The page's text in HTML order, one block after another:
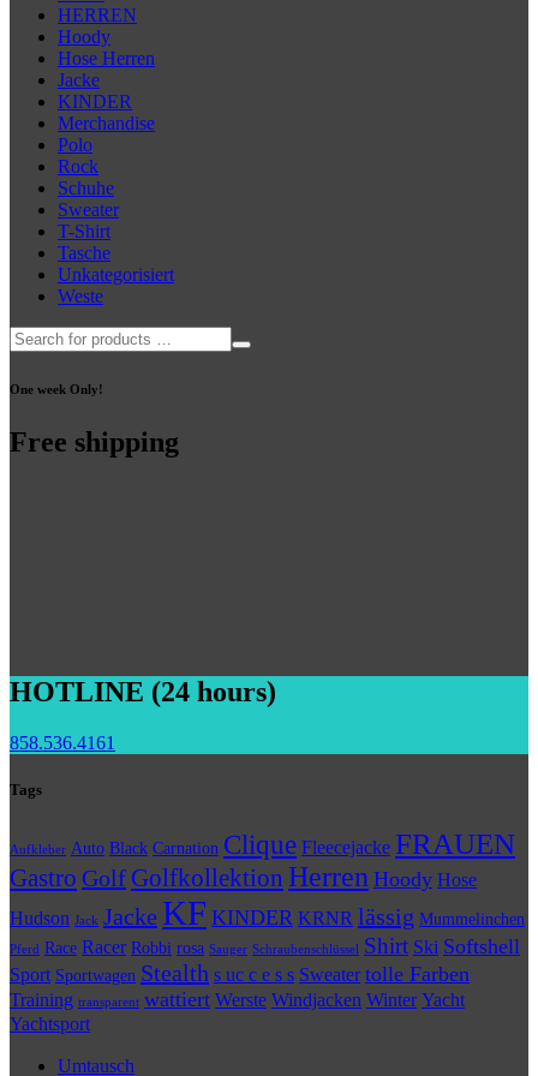
HERREN
Hoody
Hose Herren
Jacke
KINDER
Merchandise
Polo
Rock
Schuhe
Sweater
T-Shirt
Tasche
Unkategorisiert
Weste
One week Only!
Free shipping
HOTLINE (24 hours)
858.536.4161
Tags
Aufkleber Auto Black Carnation Clique Fleecejacke FRAUEN
Gastro Golf Golfkollektion Herren Hoody Hose
Hudson Jack Jacke KF KINDER KRNR lässig Mummelinchen
Pferd Race Racer Robbi rosa Sauger Schraubenschlüssel Shirt Ski Softshell
Sport Sportwagen Stealth s uc c e s s Sweater tolle Farben
Training transparent wattiert Werste Windjacken Winter Yacht
Yachtsport
Umtausch